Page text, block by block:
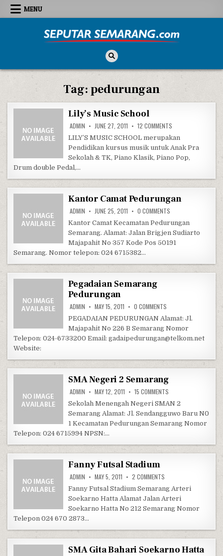
Skip to content
MENU
Tag:pedurungan
Lily’s Music School
ADMIN JUNE 27, 2011 12 COMMENTS
LILY’S MUSIC SCHOOL merupakan
Pendidikan kursus musik untuk Anak Pra
Sekolah & TK, Piano Klasik, Piano Pop,
Drum double Pedal,…
Kantor Camat Pedurungan
ADMIN JUNE 25, 2011 0 COMMENTS
Kantor Camat Kecamatan Pedurungan
Semarang. Alamat: Jalan Brigjen Sudiarto
Majapahit No 357 Kode Pos 50191
Semarang. Nomor telepon: 024 6715382…
Pegadaian Semarang
Pedurungan
ADMIN MAY 15, 2011 0 COMMENTS ON PEGADAIAN
PEGADAIAN PEDURUNGAN Alamat: Jl.
Majapahit No 226 B Semarang Nomor
Telepon: 024-6733200 Email: gadaipedurungan@telkom.net
Website:
SMA Negeri 2 Semarang
ADMIN MAY 12, 2011 15 COMMENTS
Sekolah Menengah Negeri SMAN 2
Semarang Alamat: Jl. Sendangguwo Baru N0
1 Kecamatan Pedurungan Semarang Nomor
Telepon: 024 6715994 NPSN:…
Fanny Futsal Stadium
ADMIN MAY 5, 2011 2 COMMENTS
Fanny Futsal Stadium Semarang Arteri
Soekarno Hatta Alamat Jalan Arteri
Soekarno Hatta No 212 Semarang Nomor
Telepon 024 670 2873…
SMA Gita Bahari Soekarno Hatta